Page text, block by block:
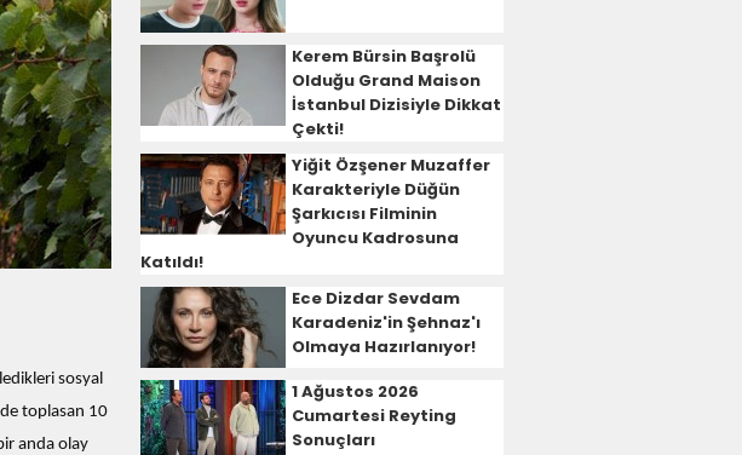
sosyal
toplasan 10
anda olay
Kerem Bürsin Başrolü
Olduğu Grand Maison
İstanbul Dizisiyle Dikkat
Çekti!
Yiğit Özşener Muzaffer
Karakteriyle Düğün
Şarkıcısı Filminin
Oyuncu Kadrosuna
Katıldı!
Ece Dizdar Sevdam
Karadeniz'in Şehnaz'ı
Olmaya Hazırlanıyor!
1 Ağustos 2026
Cumartesi Reyting
Sonuçları